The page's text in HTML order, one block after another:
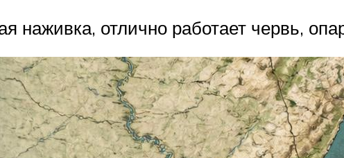
наживка, отлично работает червь,